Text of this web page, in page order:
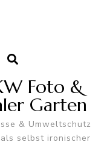
Foto &
Garten
& Umweltschutz
selbst ironischer